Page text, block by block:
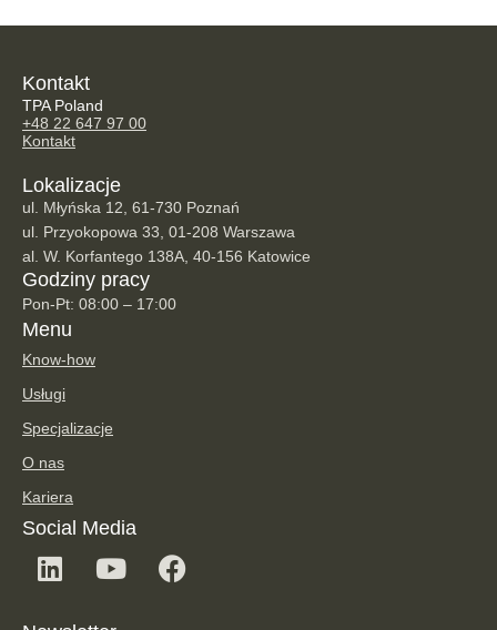
Kontakt
TPA Poland
+48 22 647 97 00
Kontakt
Lokalizacje
ul. Młyńska 12, 61-730 Poznań
ul. Przyokopowa 33, 01-208 Warszawa
al. W. Korfantego 138A, 40-156 Katowice
Godziny pracy
Pon-Pt: 08:00 – 17:00
Menu
Know-how
Usługi
Specjalizacje
O nas
Kariera
Social Media